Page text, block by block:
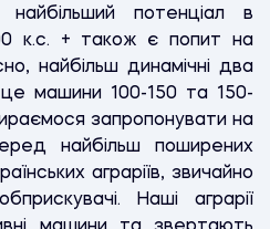
потенціал в
к.с. + також є попит на
найбільш динамічні два
машини 100-150 та 150-
запропонувати на
найбільш поширених
аграріїв, звичайно
Наші аграрії